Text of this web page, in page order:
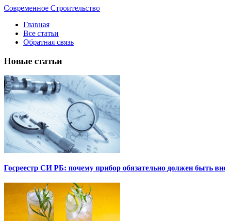
Современное Строительство
Главная
Все статьи
Обратная связь
Новые статьи
Госреестр СИ РБ: почему прибор обязательно должен быть